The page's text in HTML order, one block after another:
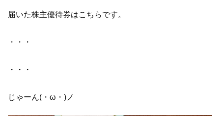
届いた株主優待券はこちらです。
・・・
・・・
じゃーん(・ω・)ノ